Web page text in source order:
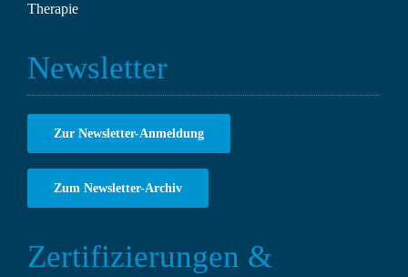
Therapie
Newsletter
Zur Newsletter-Anmeldung
Zum Newsletter-Archiv
Zertifizierungen &